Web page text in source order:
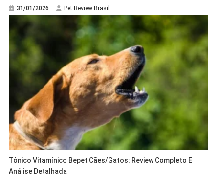
31/01/2026 Pet Review Brasil
Tônico Vitamínico Bepet Cães/Gatos: Review Completo E
Análise Detalhada